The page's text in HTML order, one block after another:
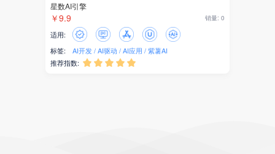
星数AI引擎
￥9.9 销量: 0
适用:
标签:
AI开发 AI驱动 AI应用
紫薯AI
推荐指数:     